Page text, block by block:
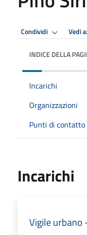
Condividi Vedi
INDICE DELLA
Incarichi
Organizzazioni
Punti di contatto
Incarichi
Vigile urbano